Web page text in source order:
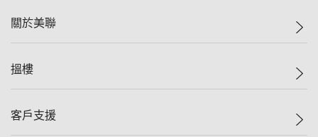
關於美聯
美聯集團
人才招募
搵樓
一手新盤
客戶支援